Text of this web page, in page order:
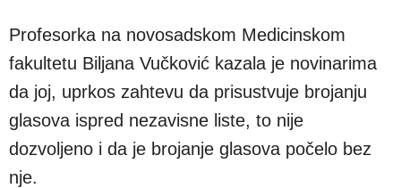
Profesorka na novosadskom Medicinskom
fakultetu Biljana Vučković kazala je novinarima
da joj, uprkos zahtevu da prisustvuje brojanju
glasova ispred nezavisne liste, to nije
dozvoljeno i da je brojanje glasova počelo bez
nje.